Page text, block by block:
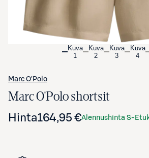
Kuva
1
Kuva
2
Kuva
3
Kuva
4
Marc O'Polo
Marc O'Polo shortsit
Hinta164,95 €Alennushinta S-